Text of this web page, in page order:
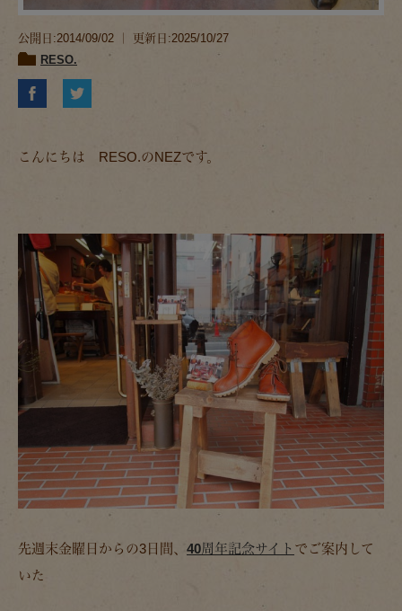
公開日:2014/09/02 ｜ 更新日:2025/10/27
RESO.
こんにちは RESO.のNEZです。
先週末金曜日からの3日間、 40周年記念サイト でご案内して
いた